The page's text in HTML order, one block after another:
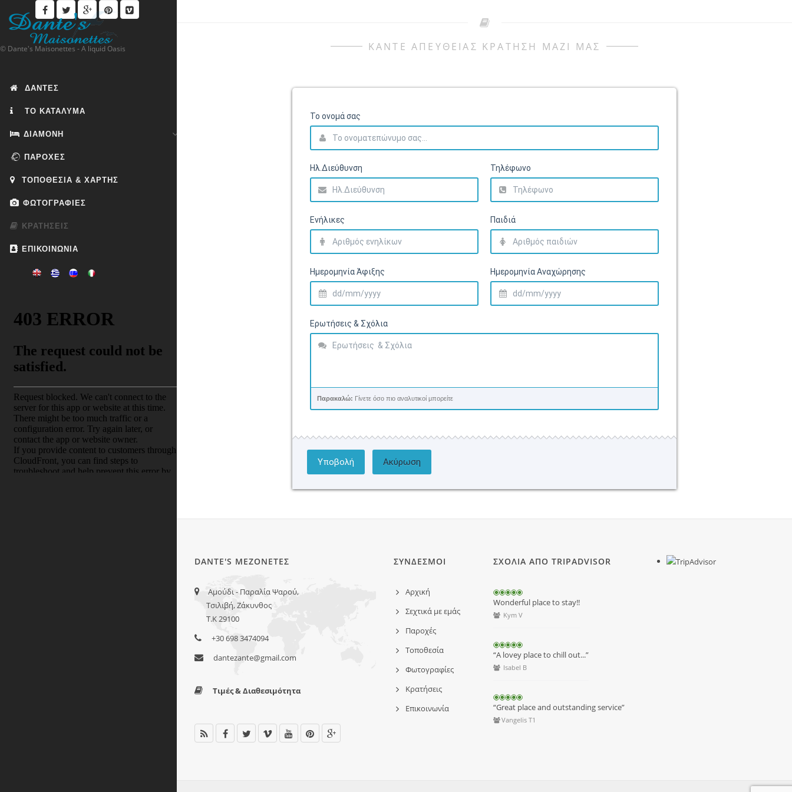
ΔΑΝΤΕΣ
ΤΟ ΚΑΤΑΛΥΜΑ
ΔΙΑΜΟΝΗ
ΠΑΡΟΧΕΣ
ΤΟΠΟΘΕΣΙΑ & ΧΑΡΤΗΣ
ΦΩΤΟΓΡΑΦΙΕΣ
ΚΡΑΤΗΣΕΙΣ
ΕΠΙΚΟΙΝΩΝΙΑ
© Dante's Maisonettes - A liquid Oasis ΚΑΝΤΕ ΑΠΕΥΘΕΙΑΣ ΚΡΑΤΗΣΗ ΜΑΖΙ ΜΑΣ
Το ονομά σας
Ηλ.Διεύθυνση Τηλέφωνο
Ενήλικες Παιδιά
Ημερομηνία Άφιξης Ημερομηνία Αναχώρησης
Ερωτήσεις & Σχόλια
Παρακαλώ: Γίνετε όσο πιο αναλυτικοί μπορείτε
Υποβολή Ακύρωση
DANTE'S ΜΕΖΟΝΕΤΕΣ
Αμούδι - Παραλία Ψαρού,
Τσιλιβή, Ζάκυνθος
Τ.Κ 29100
+30 698 3474094
dantezante@gmail.com
Τιμές & Διαθεσιμότητα
ΣΥΝΔΕΣΜΟΙ
Αρχική
Σεχτικά με εμάς
Παροχές
Τοποθεσία
Φωτογραφίες
Κρατήσεις
Επικοινωνία
ΣΧΟΛΙΑ ΑΠΟ TRIPADVISOR
Wonderful place to stay!!
Kym V
“A lovey place to chill out...”
Isabel B
“Great place and outstanding service”
Vangelis T1